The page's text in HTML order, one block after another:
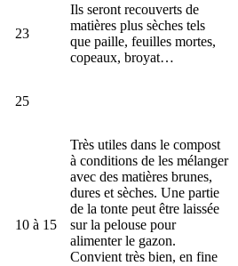
23
Ils seront recouverts de
matières plus sèches tels
que paille, feuilles mortes,
copeaux, broyat…
25
10 à 15
Très utiles dans le compost
à conditions de les mélanger
avec des matières brunes,
dures et sèches. Une partie
de la tonte peut être laissée
sur la pelouse pour
alimenter le gazon.
Convient très bien, en fine